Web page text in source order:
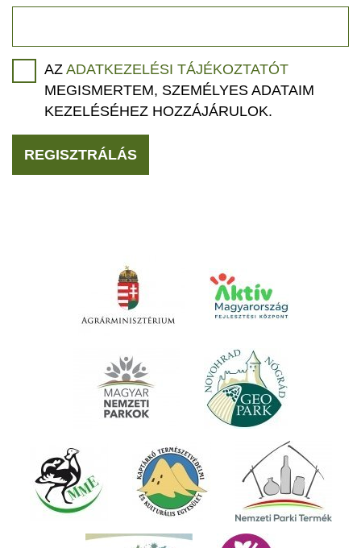
AZ ADATKEZELÉSI TÁJÉKOZTATÓT
MEGISMERTEM, SZEMÉLYES ADATAIM
KEZELÉSÉHEZ HOZZÁJÁRULOK.
REGISZTRÁLÁS